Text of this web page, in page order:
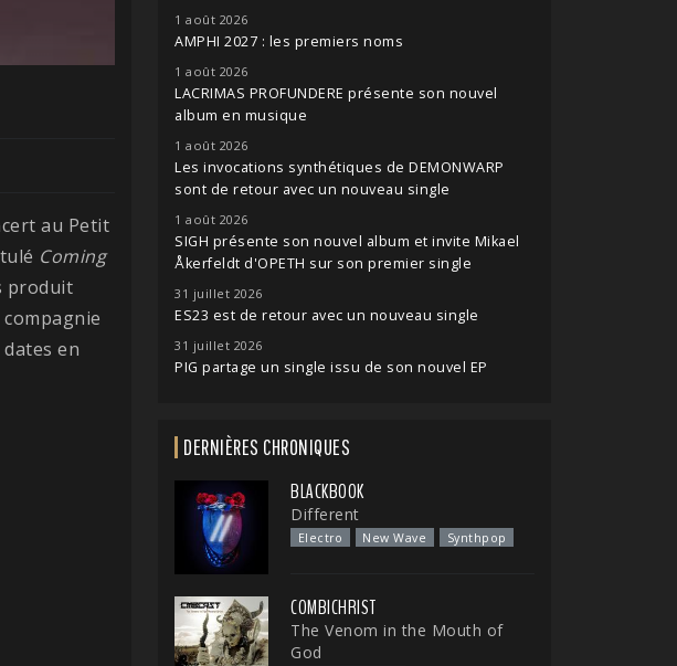
au Petit
Coming
produit
en
1 août 2026
AMPHI 2027 : les premiers noms
1 août 2026
LACRIMAS PROFUNDERE présente son nouvel
album en musique
1 août 2026
Les invocations synthétiques de DEMONWARP
sont de retour avec un nouveau single
1 août 2026
SIGH présente son nouvel album et invite Mikael
Åkerfeldt d'OPETH sur son premier single
31 juillet 2026
ES23 est de retour avec un nouveau single
31 juillet 2026
PIG partage un single issu de son nouvel EP
DERNIÈRES CHRONIQUES
BLACKBOOK
Different
Electro New Wave Synthpop
COMBICHRIST
The Venom in the Mouth of
God